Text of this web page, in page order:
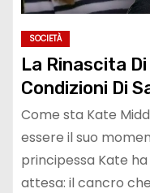
SOCIETÀ
La Rinascita
Condizioni Di
Come sta Kate
essere il suo
principessa Kate
attesa: il cancro